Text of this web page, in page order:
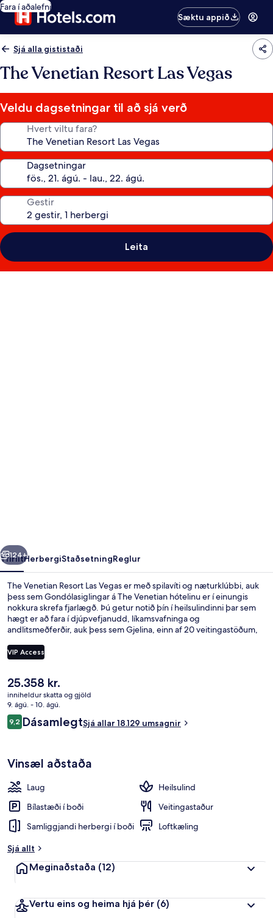
Fara í aðalefni
Sæktu appið
Sjá alla gististaði
The Venetian Resort Las Vegas
Veldu dagsetningar til að sjá verð
Hvert viltu fara?
Dagsetningar
Gestir
Leita
Næsta
124+
YfirlitHerbergiStaðsetningReglur
The Venetian Resort Las Vegas er með spilavíti og næturklúbbi, auk
þess sem Gondólasiglingar á The Venetian hótelinu er í einungis
nokkura skrefa fjarlægð. Þú getur notið þín í heilsulindinni þar sem
hægt er að fara í djúpvefjanudd, líkamsvafninga og
andlitsmeðferðir, auk þess sem Gjelina, einn af 20 veitingastöðum,
er sérhæfing staðarins. Meðal annarra þæginda á þessu orlofssvæði
fyrir vandláta eru 4 útilaugar, bar við sundlaugarbakkann og
ferðamenn sem hafa heimsótt staðinn eru sérstaklega ánægðir með
eru sundlaugin og þægileg rúm. Það er ekki langt að fara til að
komast í almenningssamgöngur: Harrah’s & The LINQ stöðin er í 8
mínútna göngufjarlægð og Flamingo - Caesars Palace Monorail
lestarstöðin í 12 mínútna.
VIP Access
Núverandi
verð
er
25.358 kr.
25.358 kr.
inniheldur skatta og gjöld
9. ágú. - 10. ágú.
Umsagnir
9,29,2 af 10
DásamlegtSjá allar 18.129 umsagnir
Vinsæl aðstaða
Laug
Heilsulind
Bílastæði í boði
Veitingastaður
Samliggjandi herbergi í boði
Loftkæling
Sjá allt
Meginaðstaða (12)
Vertu eins og heima hjá þér (6)